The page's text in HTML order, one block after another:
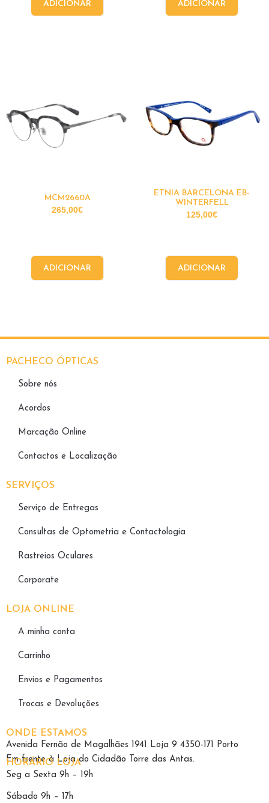
ADICIONAR ADICIONAR
MCM2660A
265,00€
ADICIONAR
ETNIA BARCELONA EB-
WINTERFELL
125,00€
ADICIONAR
PACHECO ÓPTICAS
Sobre nós
Acordos
Marcação Online
Contactos e Localização
SERVIÇOS
Serviço de Entregas
Consultas de Optometria e Contactologia​
Rastreios Oculares
Corporate
LOJA ONLINE
A minha conta
Carrinho
Envios e Pagamentos
Trocas e Devoluções
ONDE ESTAMOS
Avenida Fernão de Magalhães 1941 Loja 9 4350-171 Porto
Em frente à Loja do Cidadão Torre das Antas.
HORÁRIO LOJA
Seg a Sexta 9h – 19h
Sábado 9h – 17h